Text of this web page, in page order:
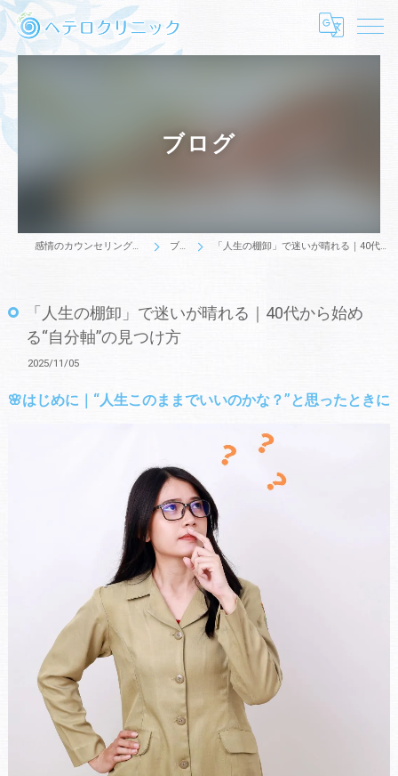
ブログ
感情のカウンセリングはヘテロクリニック ブログ 「人生の棚卸」で迷いが晴れる｜40代から始める“自分軸”の見つけ方
「人生の棚卸」で迷いが晴れる｜40代から始め
る“自分軸”の見つけ方
2025/11/05
🌸はじめに｜“人生このままでいいのかな？”と思ったときに